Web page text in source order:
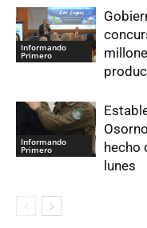
Informando
Primero
Informando
Primero
hecho
lunes